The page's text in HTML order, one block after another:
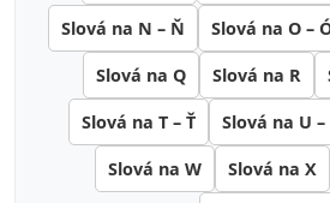
Slová na N – Ň Slová na O –
Slová na Q Slová na R
Slová na T – Ť Slová na U –
Slová na W Slová na X